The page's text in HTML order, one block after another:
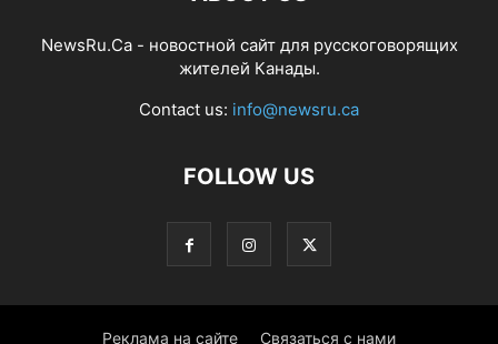
NewsRu.Ca - новостной сайт для русскоговорящих
жителей Канады.
Contact us: info@newsru.ca
FOLLOW US
Реклама на сайте Связаться с нами